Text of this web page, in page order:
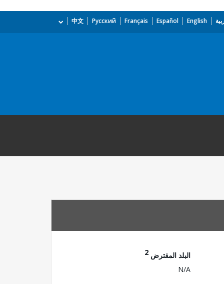
English
Español
Français
Русский
中文
البلد المقترض 2
N/A